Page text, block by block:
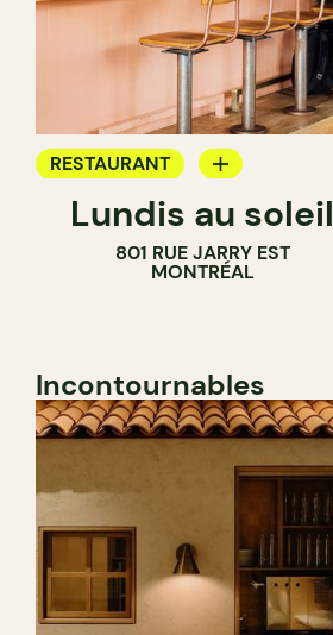
RESTAURANT
BAR À VIN
Lundis au soleil
801 RUE JARRY EST
MONTRÉAL
Incontournables